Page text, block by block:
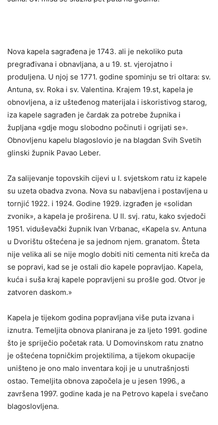
Nova kapela sagrađena je 1743. ali je nekoliko puta
pregrađivana i obnavljana, a u 19. st. vjerojatno i
produljena. U njoj se 1771. godine spominju se tri oltara: sv.
Antuna, sv. Roka i sv. Valentina. Krajem 19.st, kapela je
obnovljena, a iz ušteđenog materijala i iskoristivog starog,
iza kapele sagrađen je čardak za potrebe župnika i
župljana «gdje mogu slobodno počinuti i ogrijati se».
Obnovljenu kapelu blagoslovio je na blagdan Svih Svetih
glinski župnik Pavao Leber.
Za salijevanje topovskih cijevi u I. svjetskom ratu iz kapele
su uzeta obadva zvona. Nova su nabavljena i postavljena u
tornjić 1922. i 1924. Godine 1929. izgrađen je «solidan
zvonik», a kapela je proširena. U II. svj. ratu, kako svjedoči
1951. viduševački župnik Ivan Vrbanac, «Kapela sv. Antuna
u Dvorištu oštećena je sa jednom njem. granatom. Šteta
nije velika ali se nije moglo dobiti niti cementa niti kreča da
se popravi, kad se je ostali dio kapele popravljao. Kapela,
kuća i suša kraj kapele popravljeni su prošle god. Otvor je
zatvoren daskom.»
Kapela je tijekom godina popravljana više puta izvana i
iznutra. Temeljita obnova planirana je za ljeto 1991. godine
što je spriječio početak rata. U Domovinskom ratu znatno
je oštećena topničkim projektilima, a tijekom okupacije
uništeno je ono malo inventara koji je u unutrašnjosti
ostao. Temeljita obnova započela je u jesen 1996., a
završena 1997. godine kada je na Petrovo kapela i svečano
blagoslovljena.